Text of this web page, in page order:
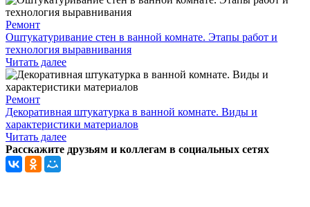
Ремонт
Оштукатуривание стен в ванной комнате. Этапы работ и
технология выравнивания
Читать далее
Ремонт
Декоративная штукатурка в ванной комнате. Виды и
характеристики материалов
Читать далее
Расскажите друзьям и коллегам в социальных сетях